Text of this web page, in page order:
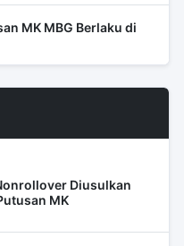
MK MBG Berlaku di
Diusulkan
MK